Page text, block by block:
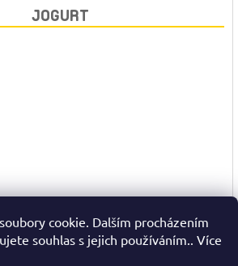
cookie. Dalším procházením
souhlas s jejich používáním.. Více
JOGURT